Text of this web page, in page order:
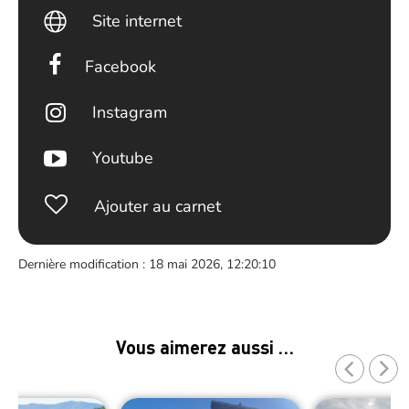
Site internet
Facebook
Instagram
Youtube
Ajouter au carnet
Dernière modification : 18 mai 2026, 12:20:10
Vous aimerez aussi …